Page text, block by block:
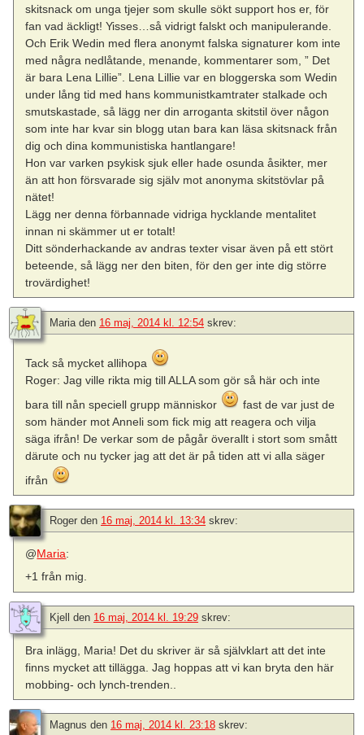
skitsnack om unga tjejer som skulle sökt support hos er, för
fan vad äckligt! Yisses…så vidrigt falskt och manipulerande.
Och Erik Wedin med flera anonymt falska signaturer kom inte
med några nedlåtande, menande, kommentarer som, ” Det
är bara Lena Lillie”. Lena Lillie var en bloggerska som Wedin
under lång tid med hans kommunistkamtrater stalkade och
smutskastade, så lägg ner din arroganta skitstil över någon
som inte har kvar sin blogg utan bara kan läsa skitsnack från
dig och dina kommunistiska hantlangare!
Hon var varken psykisk sjuk eller hade osunda åsikter, mer
än att hon försvarade sig själv mot anonyma skitstövlar på
nätet!
Lägg ner denna förbannade vidriga hycklande mentalitet
innan ni skämmer ut er totalt!
Ditt sönderhackande av andras texter visar även på ett stört
beteende, så lägg ner den biten, för den ger inte dig större
trovärdighet!
Mariaden 16 maj, 2014 kl. 12:54 skrev:
Tack så mycket allihopa
Roger: Jag ville rikta mig till ALLA som gör så här och inte
bara till nån speciell grupp människor
fast de var just de
som händer mot Anneli som fick mig att reagera och vilja
säga ifrån! De verkar som de pågår överallt i stort som smått
därute och nu tycker jag att det är på tiden att vi alla säger
ifrån
Roger den 16 maj, 2014 kl. 13:34 skrev:
@Maria:
+1 från mig.
Kjell den 16 maj, 2014 kl. 19:29 skrev:
Bra inlägg, Maria! Det du skriver är så självklart att det inte
finns mycket att tillägga. Jag hoppas att vi kan bryta den här
mobbing- och lynch-trenden..
Magnus den 16 maj, 2014 kl. 23:18 skrev: